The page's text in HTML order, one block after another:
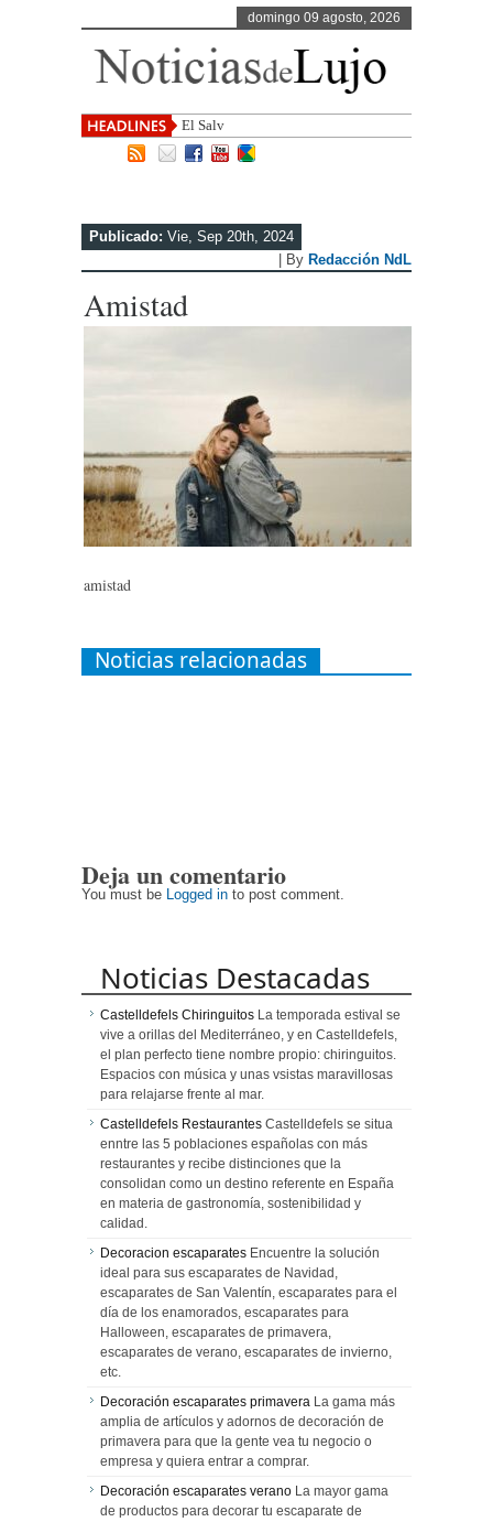
domingo 09 agosto, 2026
El Salvador, uno de los destin
Publicado: Vie, Sep 20th, 2024
| By Redacción NdL
Amistad
amistad
Noticias relacionadas
Deja un comentario
You must be Logged in to post comment.
Noticias Destacadas
Castelldefels Chiringuitos La temporada estival se
vive a orillas del Mediterráneo, y en Castelldefels,
el plan perfecto tiene nombre propio: chiringuitos.
Espacios con música y unas vsistas maravillosas
para relajarse frente al mar.
Castelldefels Restaurantes Castelldefels se situa
enntre las 5 poblaciones españolas con más
restaurantes y recibe distinciones que la
consolidan como un destino referente en España
en materia de gastronomía, sostenibilidad y
calidad.
Decoracion escaparates Encuentre la solución
ideal para sus escaparates de Navidad,
escaparates de San Valentín, escaparates para el
día de los enamorados, escaparates para
Halloween, escaparates de primavera,
escaparates de verano, escaparates de invierno,
etc.
Decoración escaparates primavera La gama más
amplia de artículos y adornos de decoración de
primavera para que la gente vea tu negocio o
empresa y quiera entrar a comprar.
Decoración escaparates verano La mayor gama
de productos para decorar tu escaparate de